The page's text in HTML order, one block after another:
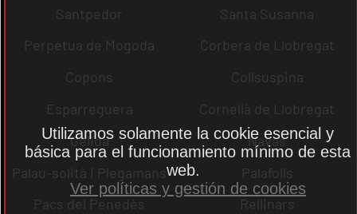
Santpedor
Santa Susanna
Perpètua de Mogoda
Corbera de Llobregat
Copons
Collsuspina
Esparreguera
Cornellà de Llobregat
Gelida
Navas
Palau-solità i Plegamans
Palafolls
Pacs del Penedès
Rellinars
Utilizamos solamente la cookie esencial y
básica para el funcionamiento mínimo de esta
web.
Ver políticas y gestión de cookies